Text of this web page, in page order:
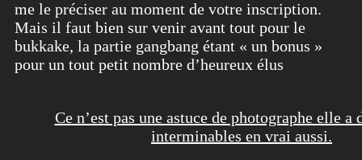
me le préciser au moment de votre inscription.
Mais il faut bien sur venir avant tout pour le
bukkake, la partie gangbang étant « un bonus »
pour un tout petit nombre d’heureux élus
Ce n’est pas une astuce de photographe elle a
interminables en vrai aussi.